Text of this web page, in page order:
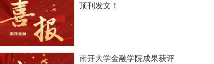
顶刊发文！
南开大学金融学院成果获评